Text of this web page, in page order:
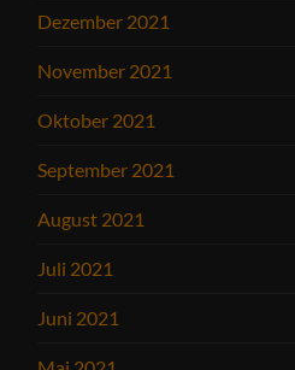
Dezember 2021
November 2021
Oktober 2021
September 2021
August 2021
Juli 2021
Juni 2021